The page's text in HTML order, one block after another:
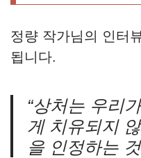
정량 작가님의 인터
됩니다.
“상처는 우리
게 치유되지
을 인정하는